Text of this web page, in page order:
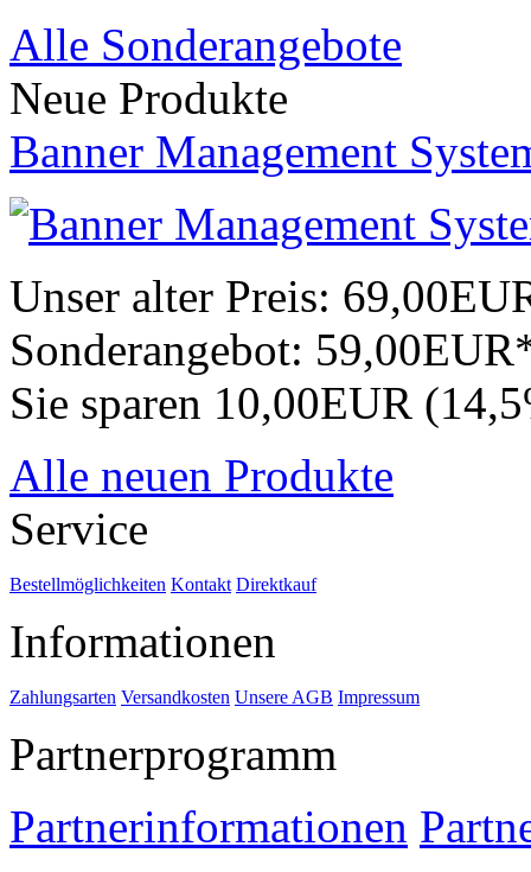
Alle Sonderangebote
Neue Produkte
Banner Management
Unser alter Preis:
Sonderangebot:
Sie sparen 10,00EUR
Alle neuen Produkte
Service
Bestellmöglichkeiten Kontakt Direktkauf
Informationen
Zahlungsarten Versandkosten Unsere AGB Impressum
Partnerprogramm
Partnerinformationen